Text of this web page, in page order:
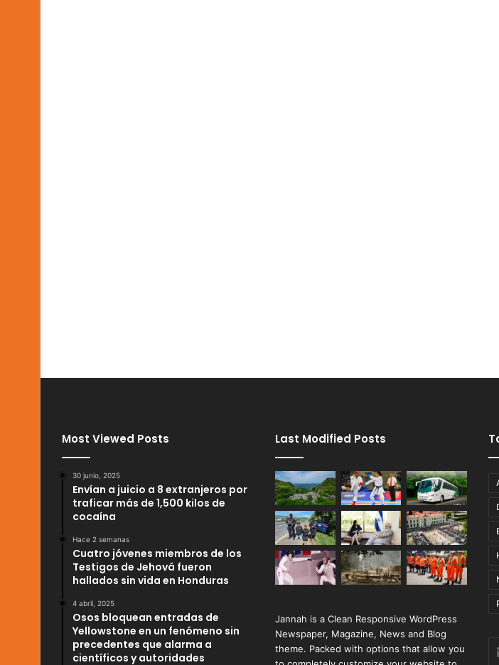
Most Viewed Posts
30 junio, 2025
Envían a juicio a 8 extranjeros por
traficar más de 1,500 kilos de
cocaína
Hace 2 semanas
Cuatro jóvenes miembros de los
Testigos de Jehová fueron
hallados sin vida en Honduras
4 abril, 2025
Osos bloquean entradas de
Yellowstone en un fenómeno sin
precedentes que alarma a
científicos y autoridades
Last Modified Posts
Jannah is a Clean Responsive WordPress
Newspaper, Magazine, News and Blog
theme. Packed with options that allow you
tu